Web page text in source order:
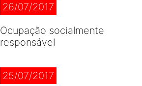
26/07/2017
Ocupação socialmente
responsável
25/07/2017